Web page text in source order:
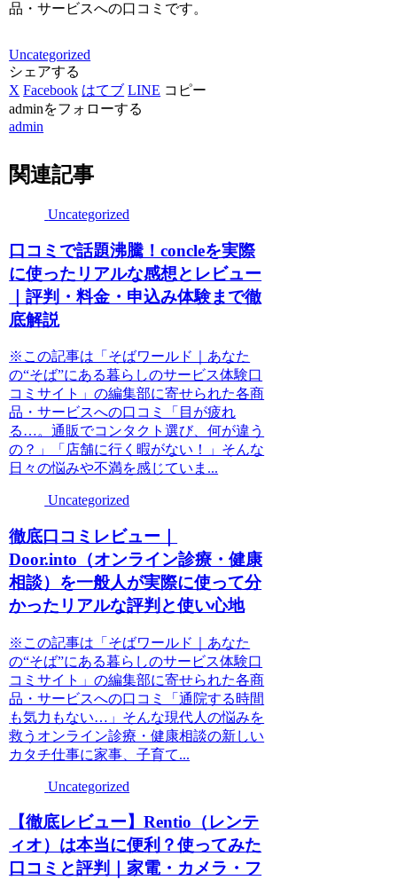
品・サービスへの口コミです。
Uncategorized
シェアする
X Facebook はてブ LINE コピー
adminをフォローする
admin
関連記事
Uncategorized
口コミで話題沸騰！concleを実際
に使ったリアルな感想とレビュー
｜評判・料金・申込み体験まで徹
底解説
※この記事は「そばワールド｜あなた
の“そば”にある暮らしのサービス体験口
コミサイト」の編集部に寄せられた各商
品・サービスへの口コミ「目が疲れ
る…。通販でコンタクト選び、何が違う
の？」「店舗に行く暇がない！」そんな
日々の悩みや不満を感じていま...
Uncategorized
徹底口コミレビュー｜
Door.into（オンライン診療・健康
相談）を一般人が実際に使って分
かったリアルな評判と使い心地
※この記事は「そばワールド｜あなた
の“そば”にある暮らしのサービス体験口
コミサイト」の編集部に寄せられた各商
品・サービスへの口コミ「通院する時間
も気力もない…」そんな現代人の悩みを
救うオンライン診療・健康相談の新しい
カタチ仕事に家事、子育て...
Uncategorized
【徹底レビュー】Rentio（レンテ
ィオ）は本当に便利？使ってみた
口コミと評判｜家電・カメラ・フ